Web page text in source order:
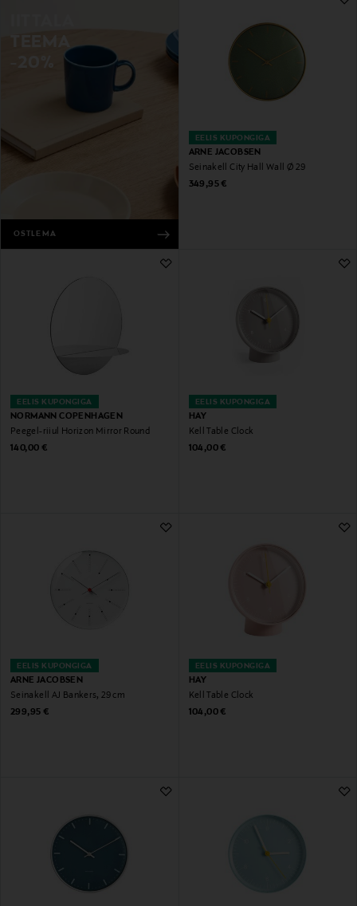
OSTLEMA
EELIS KUPONGIGA
ARNE JACOBSEN
Seinakell City Hall Wall Ø 29
Original Price
349,95 €
EELIS KUPONGIGA
NORMANN COPENHAGEN
Peegel-riiul Horizon Mirror Round
Original Price
140,00 €
EELIS KUPONGIGA
HAY
Kell Table Clock
Original Price
104,00 €
EELIS KUPONGIGA
ARNE JACOBSEN
Seinakell AJ Bankers, 29 cm
Original Price
299,95 €
EELIS KUPONGIGA
HAY
Kell Table Clock
Original Price
104,00 €